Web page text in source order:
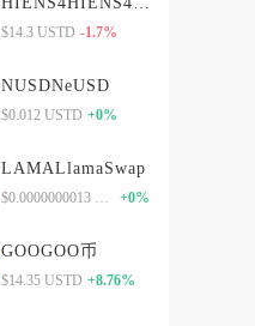
$14.3 USTD -1.7%
NUSDNeUSD
$0.012 USTD +0%
LAMALlamaSwap
+0%
GOOGOO币
$14.35 USTD +8.76%